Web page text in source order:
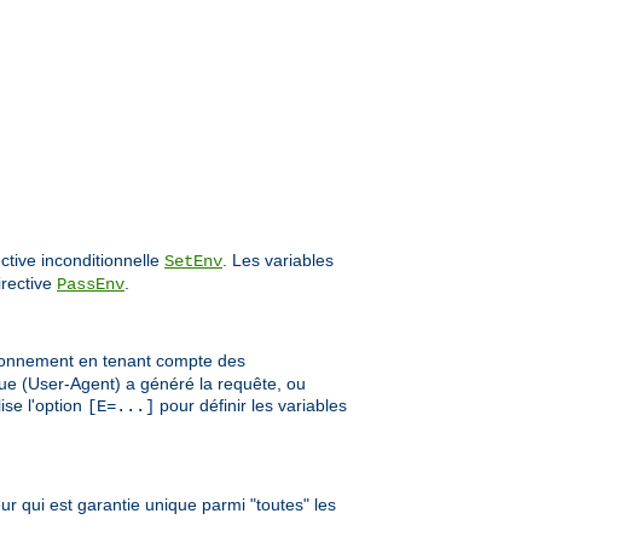
inconditionnelle SetEnv . Les variables
PassEnv
en tenant compte des
(User-Agent) a généré la requête, ou
l'option [E=...] pour définir les variables
qui est garantie unique parmi "toutes" les